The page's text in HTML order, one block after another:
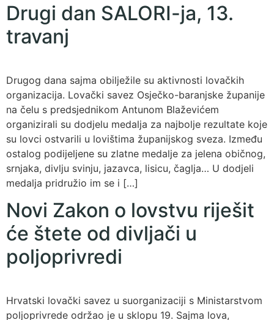
Drugi dan SALORI-ja, 13.
travanj
Drugog dana sajma obilježile su aktivnosti lovačkih
organizacija. Lovački savez Osječko-baranjske županije
na čelu s predsjednikom Antunom Blaževićem
organizirali su dodjelu medalja za najbolje rezultate koje
su lovci ostvarili u lovištima županijskog sveza. Između
ostalog podijeljene su zlatne medalje za jelena običnog,
srnjaka, divlju svinju, jazavca, lisicu, čaglja… U dodjeli
medalja pridružio im se i […]
Novi Zakon o lovstvu riješit
će štete od divljači u
poljoprivredi
Hrvatski lovački savez u suorganizaciji s Ministarstvom
poljoprivrede održao je u sklopu 19. Sajma lova,